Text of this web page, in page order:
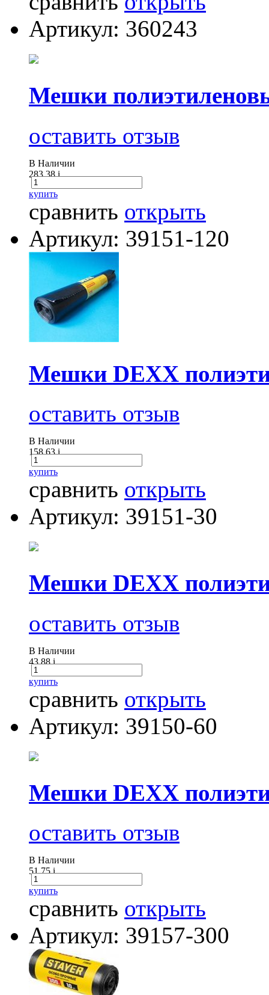
Артикул: 360243
Мешки
оставить отзыв
В Наличии
283.38i
купить
сравнить открыть
Артикул: 39151-120
Мешки DEXX
оставить отзыв
В Наличии
158.63i
купить
сравнить открыть
Артикул: 39151-30
Мешки DEXX
оставить отзыв
В Наличии
43.88i
купить
сравнить открыть
Артикул: 39150-60
Мешки DEXX
оставить отзыв
В Наличии
51.75i
купить
сравнить открыть
Артикул: 39157-300